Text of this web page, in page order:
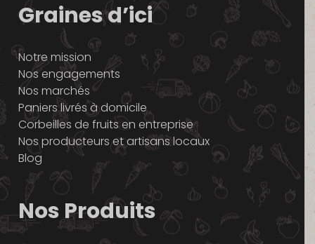
Graines d’ici
Notre mission
Nos engagements
Nos marchés
Paniers livrés à domicile
Corbeilles de fruits en entreprise
Nos producteurs et artisans locaux
Blog
Nos Produits